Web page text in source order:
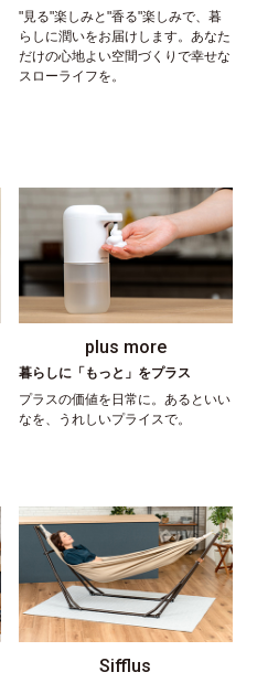
"見る"楽しみと"香る"楽しみで、暮
らしに潤いをお届けします。あなた
だけの心地よい空間づくりで幸せな
スローライフを。
plus more
暮らしに「もっと」をプラス
プラスの価値を日常に。あるといい
なを、うれしいプライスで。
Sifflus